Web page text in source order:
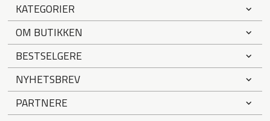
KATEGORIER
OM BUTIKKEN
BESTSELGERE
NYHETSBREV
PARTNERE